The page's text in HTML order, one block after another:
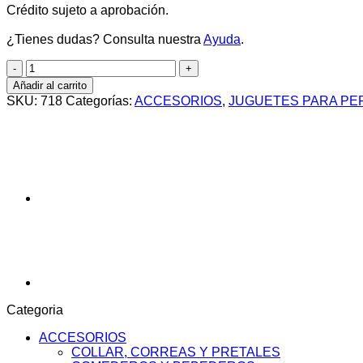
Crédito sujeto a aprobación.
¿Tienes dudas? Consulta nuestra Ayuda.
SOGA
TIRADOR
cantidad
Añadir al carrito
SKU: 718 Categorías: ACCESORIOS, JUGUETES PARA
Categoria
ACCESORIOS
COLLAR, CORREAS Y PRETALES